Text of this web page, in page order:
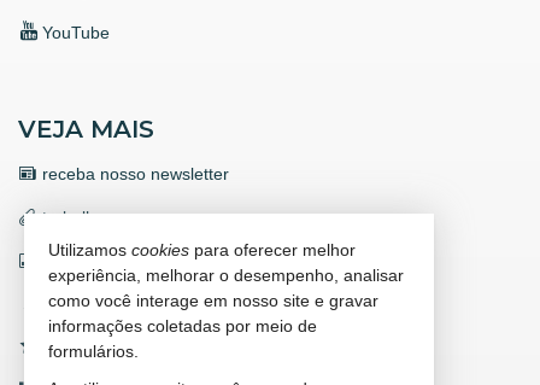
YouTube
VEJA MAIS
receba nosso newsletter
trabalhe conosco
indicadores financeiros
cadastre seu imóvel
imóveis favoritos
Utilizamos cookies para oferecer melhor
experiência, melhorar o desempenho, analisar
como você interage em nosso site e gravar
informações coletadas por meio de
formulários.